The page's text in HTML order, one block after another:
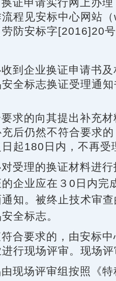
证申请实行网上办
程见安标中心网站（
防安标字[2016]20
收到企业换证申请书
安全标志换证受理通
求的向其提出补充
后仍然不符合要求
起180 日内，不再
对受理的换证材料进
企业应在３ 0 日内完
知。被终止技术审
全标志。
符合要求的，由安标
行现场评审。现场
由现场评审组按照《